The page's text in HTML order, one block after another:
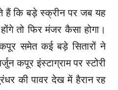
कि बड़े स्क्रीन पर जब यह
तो फिर मंजर कैसा होगा।
समेत कई बड़े सितारों ने
कपूर इंस्टाग्राम पर स्टोरी
की पावर देख में हैरान रह